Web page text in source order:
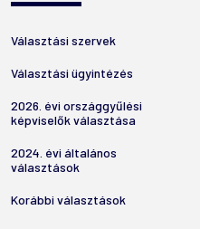
Választási szervek
Választási ügyintézés
2026. évi országgyűlési
képviselők választása
2024. évi általános
választások
Korábbi választások